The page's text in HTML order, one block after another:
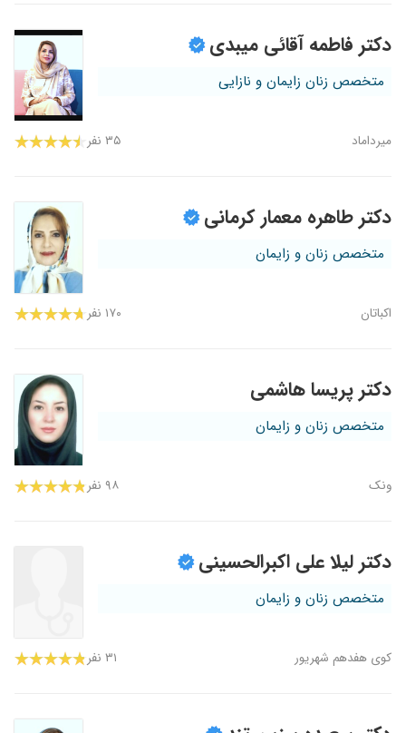
دکتر فاطمه آقائی میبدی
متخصص زنان زایمان و نازایی
میرداماد ۳۵ نفر
دکتر طاهره معمار کرمانی
متخصص زنان و زایمان
اکباتان ۱۷۰ نفر
دکتر پریسا هاشمی
متخصص زنان و زایمان
ونک ۹۸ نفر
دکتر لیلا علی اکبرالحسینی
متخصص زنان و زایمان
کوی هفدهم شهریور ۳۱ نفر